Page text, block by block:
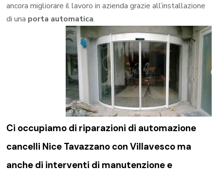
ancora migliorare il lavoro in azienda grazie all’installazione
di una porta automatica.
Ci occupiamo di riparazioni di automazione
cancelli Nice Tavazzano con Villavesco ma
anche di interventi di manutenzione e